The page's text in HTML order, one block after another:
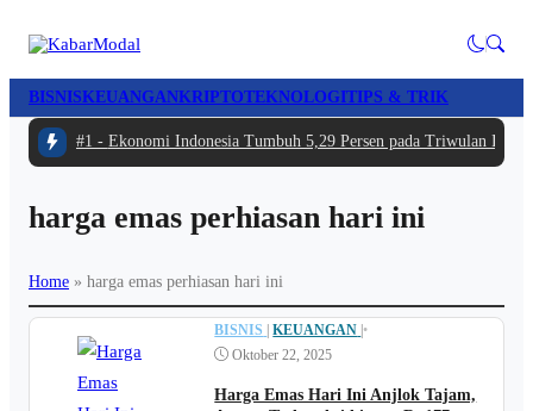
BISNISKEUANGANKRIPTOTEKNOLOGITIPS & TRIK
#1 - Ekonomi Indonesia Tumbuh 5,29 Persen pada Triwulan II
harga emas perhiasan hari ini
Home » harga emas perhiasan hari ini
BISNIS KEUANGAN •
Oktober 22, 2025
Harga Emas Hari Ini Anjlok Tajam,